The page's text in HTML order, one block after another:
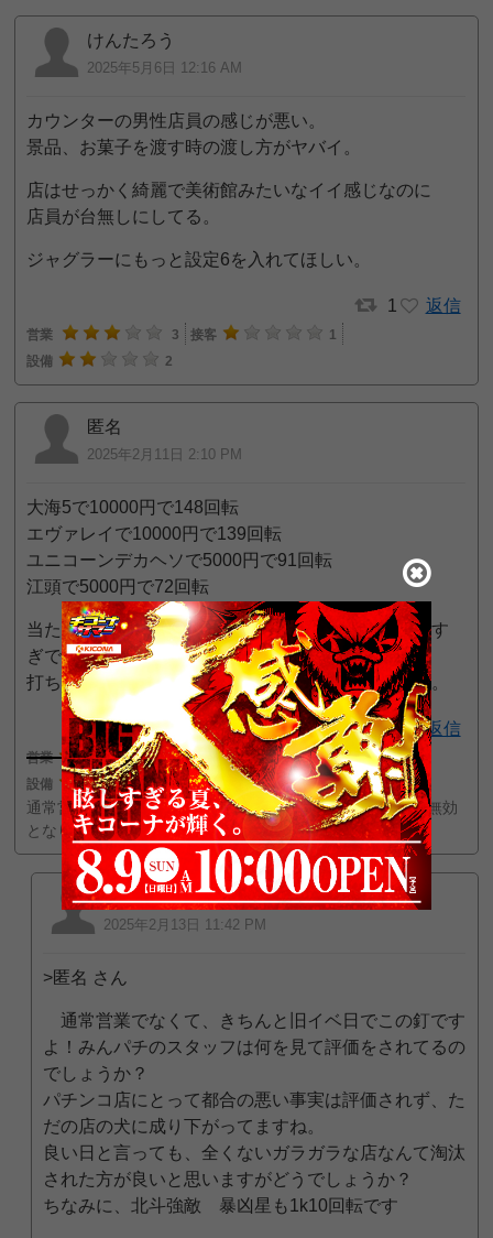
けんたろう
2025年5月6日 12:16 AM
カウンターの男性店員の感じが悪い。
景品、お菓子を渡す時の渡し方がヤバイ。
店はせっかく綺麗で美術館みたいなイイ感じなのに
店員が台無しにしてる。
ジャグラーにもっと設定6を入れてほしい。
1 返信
営業 3 接客
1
設備
2
匿名
2025年2月11日 2:10 PM
大海5で10000円で148回転
エヴァレイで10000円で139回転
ユニコーンデカヘソで5000円で91回転
江頭で5000円で72回転
当たる事なく終わりましたが、あまりにも回らなさす
ぎです。
打ちに行く前にこのサイトで情報得てれば良かった。
9 返信
営業 1 接客
3
設備
3
通常営業のみにフォーカスしている評価の為、営業評価が無効
となりました
匿名
2025年2月13日 11:42 PM
>匿名 さん
通常営業でなくて、きちんと旧イベ日でこの釘です
よ！みんパチのスタッフは何を見て評価をされてるの
でしょうか？
パチンコ店にとって都合の悪い事実は評価されず、た
だの店の犬に成り下がってますね。
良い日と言っても、全くないガラガラな店なんて淘汰
された方が良いと思いますがどうでしょうか？
ちなみに、北斗強敵 暴凶星も1k10回転です